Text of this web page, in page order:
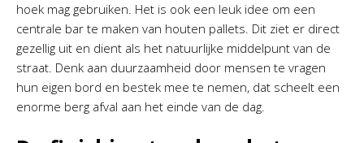
hoek mag gebruiken. Het is ook een leuk idee om een
centrale bar te maken van houten pallets. Dit ziet er direct
gezellig uit en dient als het natuurlijke middelpunt van de
straat. Denk aan duurzaamheid door mensen te vragen
hun eigen bord en bestek mee te nemen, dat scheelt een
enorme berg afval aan het einde van de dag.